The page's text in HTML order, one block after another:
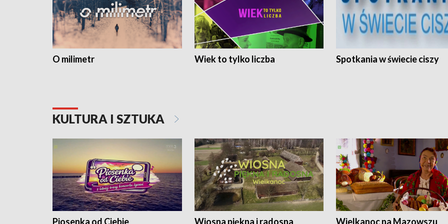
O milimetr Wiek to tylko liczba Spotkania w świecie ciszy
KULTURA I SZTUKA
Piosenka od Ciebie Wiosna piękna i radosna Wielkanoc na Mazowszu